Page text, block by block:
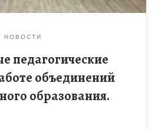
НОВОСТИ
педагогические
объединений
образования.